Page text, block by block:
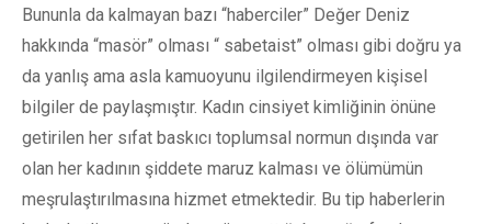
Bununla da kalmayan bazı “haberciler” Değer Deniz
hakkında “masör” olması “ sabetaist” olması gibi doğru ya
da yanlış ama asla kamuoyunu ilgilendirmeyen kişisel
bilgiler de paylaşmıştır. Kadın cinsiyet kimliğinin önüne
getirilen her sıfat baskıcı toplumsal normun dışında var
olan her kadının şiddete maruz kalması ve ölümümün
meşrulaştırılmasına hizmet etmektedir. Bu tip haberlerin